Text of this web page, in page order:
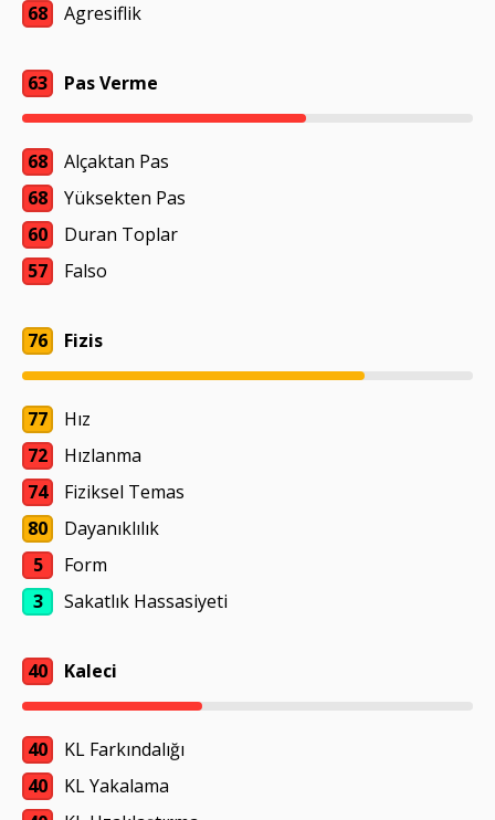
68
Agresiflik
63 Pas Verme
68
Alçaktan Pas
68
Yüksekten Pas
60
Duran Toplar
57
Falso
76 Fizis
77
Hız
72
Hızlanma
74
Fiziksel Temas
80
Dayanıklılık
5
Form
3
Sakatlık Hassasiyeti
40 Kaleci
40
KL Farkındalığı
40
KL Yakalama